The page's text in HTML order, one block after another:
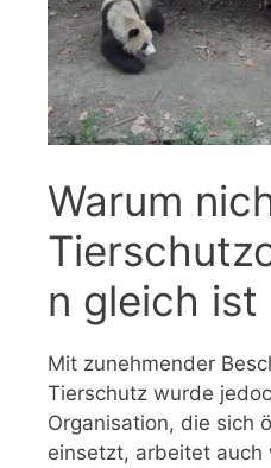
Warum
n gleich ist
Mit zunehmender
Tierschutz wurde
Organisation, die sich
einsetzt, arbeitet auch